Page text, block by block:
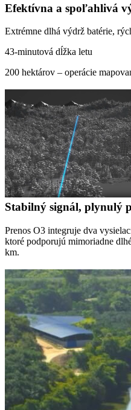
Efektívna a spoľahlivá
Extrémne dlhá výdrž batérie,
43-minutová dĺžka letu
200 hektárov – operácie
Stabilný signál, plynulý
Prenos O3 integruje dva
ktoré podporujú mimoriadne
km.